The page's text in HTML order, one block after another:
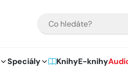
Speciály KnihyE-knihy